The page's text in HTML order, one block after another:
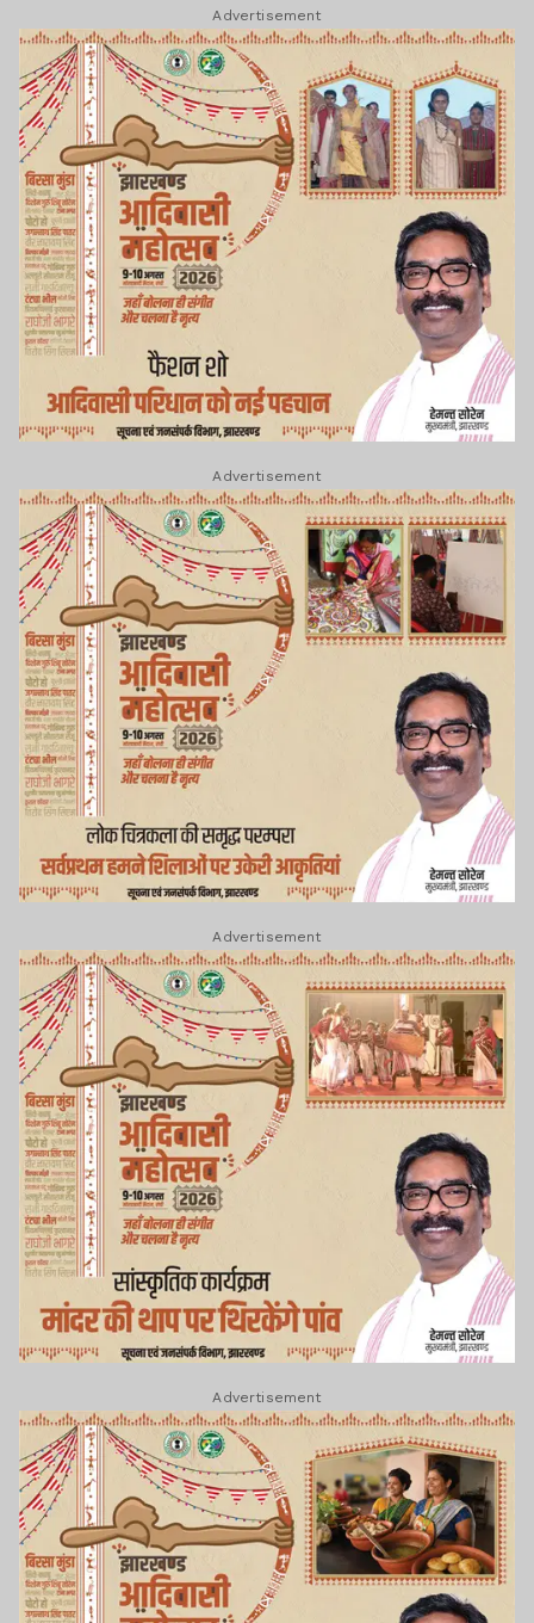
Advertisement
Advertisement
Advertisement
Advertisement